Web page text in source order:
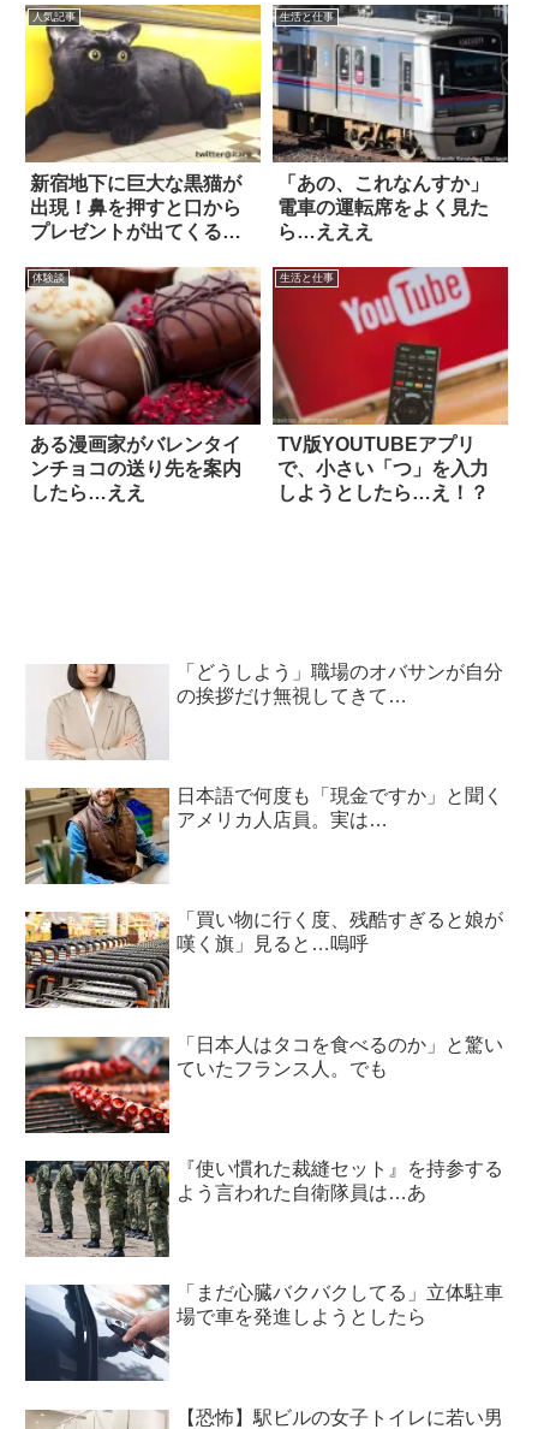
人気記事
新宿地下に巨大な黒猫が
出現！鼻を押すと口から
プレゼントが出てくるら
生活と仕事
「あの、これなんすか」
電車の運転席をよく見た
ら…えええ
体験談
ある漫画家がバレンタイ
ンチョコの送り先を案内
したら…ええ
生活と仕事
TV版YOUTUBEアプリ
で、小さい「つ」を入力
しようとしたら…え！？
「どうしよう」職場のオバサンが自分
の挨拶だけ無視してきて…
日本語で何度も「現金ですか」と聞く
アメリカ人店員。実は…
「買い物に行く度、残酷すぎると娘が
嘆く旗」見ると…嗚呼
「日本人はタコを食べるのか」と驚い
ていたフランス人。でも
『使い慣れた裁縫セット』を持参する
よう言われた自衛隊員は…あ
「まだ心臓バクバクしてる」立体駐車
場で車を発進しようとしたら
【恐怖】駅ビルの女子トイレに若い男